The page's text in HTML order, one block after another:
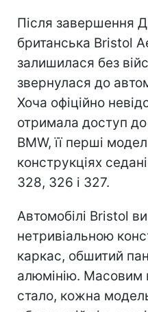
Після завершення
британська Bristol
залишилася без
звернулася до
Хоча офіційно
отримала доступ до
BMW, її перші
конструкціях
328, 326 і 327.
Автомобілі Bristol
нетривіальною
каркас, обшитий
алюмінію. Масовим
стало, кожна